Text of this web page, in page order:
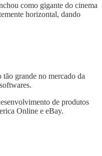
como gigante do cinema
horizontal, dando
grande no mercado da
de produtos
Online e eBay.